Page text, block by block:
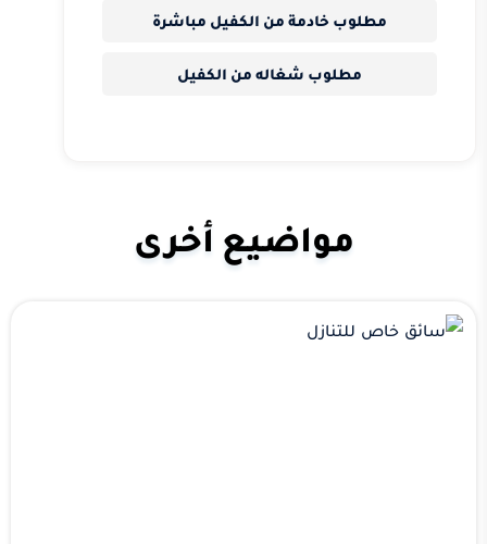
مطلوب خادمة من الكفيل مباشرة
مطلوب شغاله من الكفيل
مواضيع أخرى